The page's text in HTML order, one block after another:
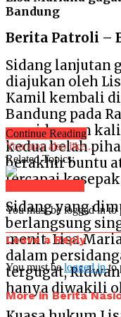
Bandung
Berita Patroli –
Sidang lanjutan
diajukan oleh
Kamil kembali
Bandung pada
persidangan
kedua belah
berakhir buntu
tercapai
Sidang yang
berlangsung
menit. Lisa
dalam
tergugat,
hanya diwakili
Continue Reading
You may also like...
Related Topics:
You must be logged in to
Leave a Reply
You must belogged into
More in Berita